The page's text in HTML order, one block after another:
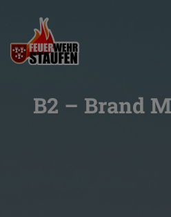
B2 – Brand